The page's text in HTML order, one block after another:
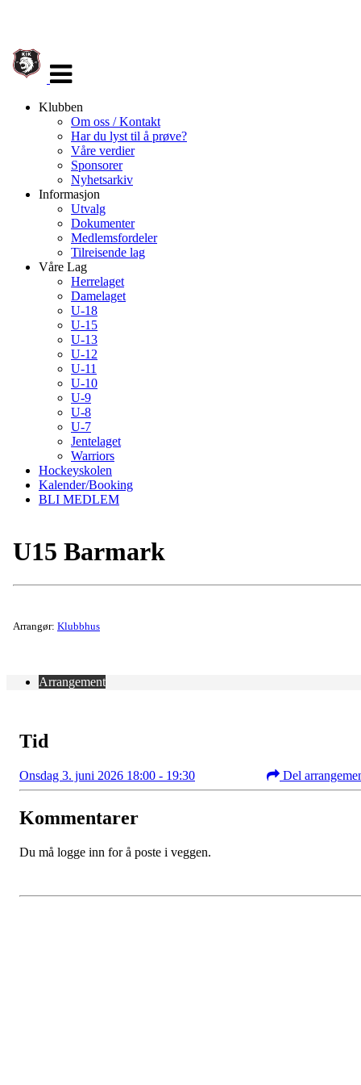
navigasjon
Klubben
Om oss / Kontakt
Har du lyst til å prøve?
Våre verdier
Sponsorer
Nyhetsarkiv
Informasjon
Utvalg
Dokumenter
Medlemsfordeler
Tilreisende lag
Våre Lag
Herrelaget
Damelaget
U-18
U-15
U-13
U-12
U-11
U-10
U-9
U-8
U-7
Jentelaget
Warriors
Hockeyskolen
Kalender/Booking
BLI MEDLEM
U15 Barmark
Arrangør: Klubbhus
Arrangement
Tid
Onsdag 3. juni 2026 18:00 - 19:30 Del
Kommentarer
Du må logge inn for å poste i veggen.